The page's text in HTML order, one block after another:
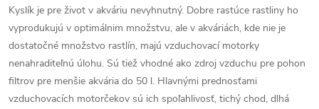
Kyslík je pre život v akváriu nevyhnutný. Dobre rastúce rastliny ho
vyprodukujú v optimálnim množstvu, ale v akváriách, kde nie je
dostatočné množstvo rastlín, majú vzduchovací motorky
nenahraditeľnú úlohu. Sú tiež vhodné ako zdroj vzduchu pre pohon
filtrov pre menšie akvária do 50 l. Hlavnými prednosťami
vzduchovacích motorčekov sú ich spoľahlivosť, tichý chod, dlhá